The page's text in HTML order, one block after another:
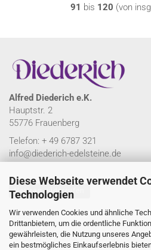
Diese Webseite verwendet
Technologien
Wir verwenden Cookies und ähnliche
Drittanbietern, um die ordentliche
gewährleisten, die Nutzung unseres
ein bestmögliches Einkaufserlebnis
91 bis 120 (von
Alfred Diederich e.K.
Hauptstr. 2
55776 Frauenberg
Telefon: + 49 6787 321
info@diederich-edelsteine.de
Vertrag widerrufen
Impressum
Versand- & Zahlungsbedingungen